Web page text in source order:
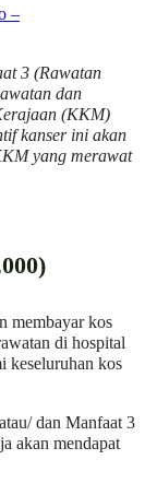
–
3 (Rawatan
dan
(KKM)
kanser ini akan
yang merawat
membayar kos
di hospital
keseluruhan kos
dan Manfaat 3
akan mendapat